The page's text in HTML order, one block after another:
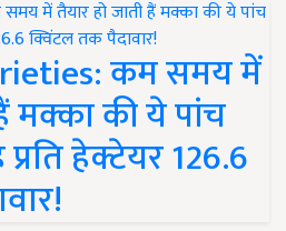
कम समय में
मक्का की ये पांच
हेक्टेयर 126.6